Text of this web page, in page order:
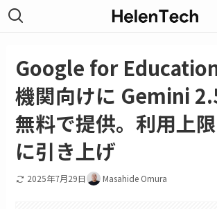
Google for
機関向けに Gemini
無料で提供。利用上
に引き上げ
2025年7月29日 Masahide Omura